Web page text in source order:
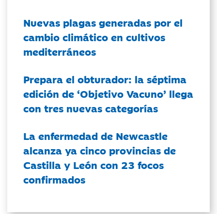
Nuevas plagas generadas por el
cambio climático en cultivos
mediterráneos
Prepara el obturador: la séptima
edición de ‘Objetivo Vacuno’ llega
con tres nuevas categorías
La enfermedad de Newcastle
alcanza ya cinco provincias de
Castilla y León con 23 focos
confirmados